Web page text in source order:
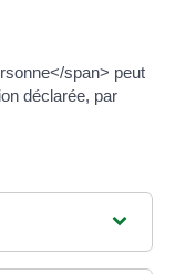
span> peut
déclarée, par